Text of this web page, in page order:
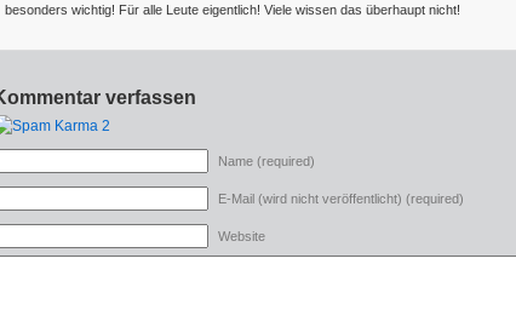
besonders wichtig! Für alle Leute eigentlich! Viele wissen das überhaupt nicht!
verfassen
Name (required)
E-Mail (wird nicht veröffentlicht) (required)
Website